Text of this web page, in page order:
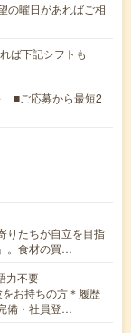
の曜日があればご相
ば下記シフトも
■ご応募から最短2
たちが自立を目指
。食材の買…
力不要
お持ちの方＊履歴
備・社員登…